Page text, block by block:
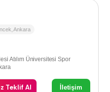
,Ankara
Atılım Üniversitesi Spor
Teklif Al İletişim